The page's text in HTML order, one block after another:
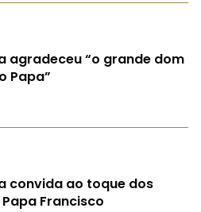
agradeceu “o grande dom
Papa”
convida ao toque dos
Francisco